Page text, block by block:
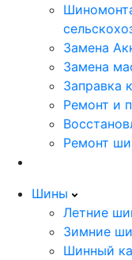
Замена
Замена
Заправка
Ремонт и
Ремонт
Шины
Летние
Зимние
Шинный